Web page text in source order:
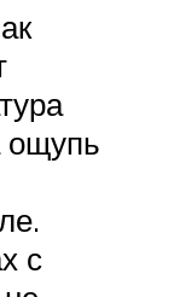
ощупь
с